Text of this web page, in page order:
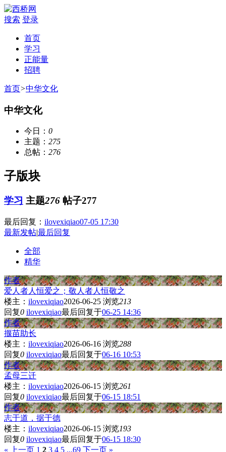
搜索 登录
首页
学习
正能量
招聘
首页>中华文化
中华文化
今日： 0
主题： 275
总帖： 276
子版块
学习 主题276 帖子277
最后回复： ilovexiqiao07-05 17:30
最新发帖|最后回复
全部
精华
作者
爱人者人恒爱之；敬人者人恒敬之
楼主： ilovexiqiao2026-06-25 浏览213
回复0 ilovexiqiao最后回复于06-25 14:36
作者
揠苗助长
楼主： ilovexiqiao2026-06-16 浏览288
回复0 ilovexiqiao最后回复于06-16 10:53
作者
孟母三迁
楼主： ilovexiqiao2026-06-15 浏览261
回复0 ilovexiqiao最后回复于06-15 18:51
作者
志于道，据于德
楼主： ilovexiqiao2026-06-15 浏览193
回复0 ilovexiqiao最后回复于06-15 18:30
« 上一页 1 2 3 4 5 ...69 下一页 »